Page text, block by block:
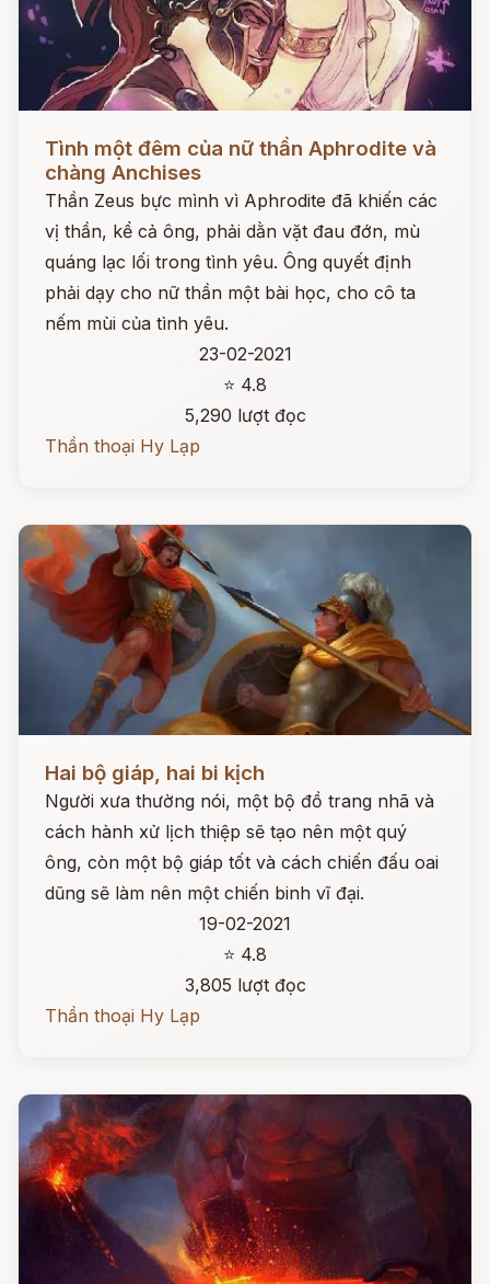
Tình một đêm của nữ thần Aphrodite và
chàng Anchises
Thần Zeus bực mình vì Aphrodite đã khiến các
vị thần, kể cả ông, phải dằn vặt đau đớn, mù
quáng lạc lối trong tình yêu. Ông quyết định
phải dạy cho nữ thần một bài học, cho cô ta
nếm mùi của tình yêu.
23-02-2021
⭐ 4.8
5,290 lượt đọc
Thần thoại Hy Lạp
Hai bộ giáp, hai bi kịch
Người xưa thường nói, một bộ đồ trang nhã và
cách hành xử lịch thiệp sẽ tạo nên một quý
ông, còn một bộ giáp tốt và cách chiến đấu oai
dũng sẽ làm nên một chiến binh vĩ đại.
19-02-2021
⭐ 4.8
3,805 lượt đọc
Thần thoại Hy Lạp